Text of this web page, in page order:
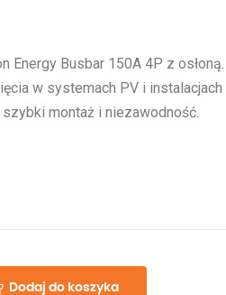
Energy Busbar 150A 4P z
w systemach PV i
montaż i niezawodność.
Dodaj do koszyka